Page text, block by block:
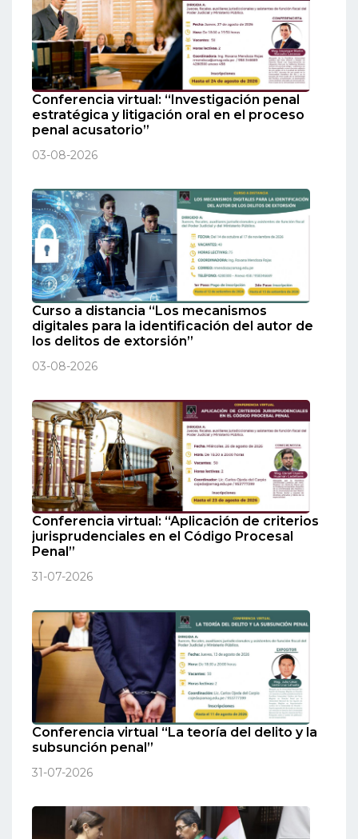
Conferencia virtual: “Investigación penal
estratégica y litigación oral en el proceso
penal acusatorio”
03-08-2026
Curso a distancia “Los mecanismos
digitales para la identificación del autor de
los delitos de extorsión”
03-08-2026
Conferencia virtual: “Aplicación de criterios
jurisprudenciales en el Código Procesal
Penal”
31-07-2026
Conferencia virtual “La teoría del delito y la
subsunción penal”
31-07-2026